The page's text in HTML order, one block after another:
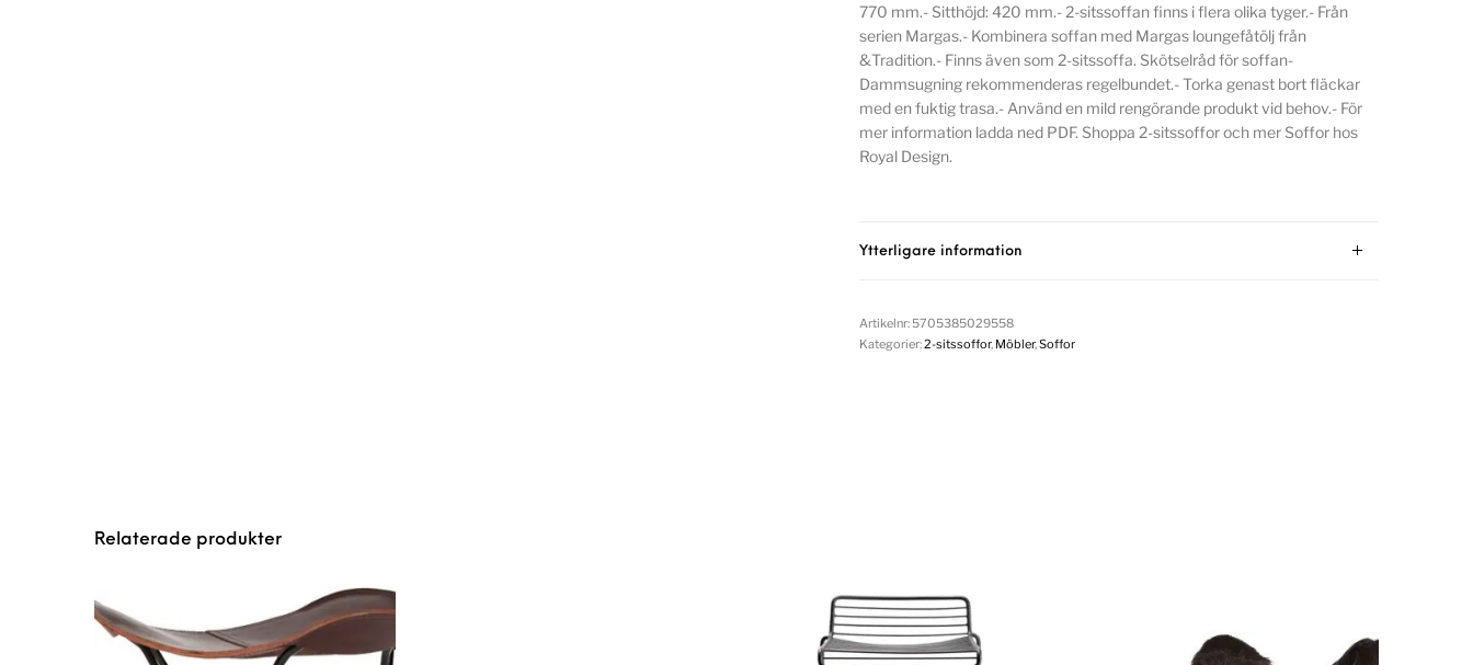
770 mm.- Sitthöjd: 420 mm.- 2-sitssoffan finns i flera olika tyger.- Från
serien Margas.- Kombinera soffan med Margas loungefåtölj från
&Tradition.- Finns även som 2-sitssoffa. Skötselråd för soffan-
Dammsugning rekommenderas regelbundet.- Torka genast bort fläckar
med en fuktig trasa.- Använd en mild rengörande produkt vid behov.- För
mer information ladda ned PDF. Shoppa 2-sitssoffor och mer Soffor hos
Royal Design.
Ytterligare information
Artikelnr: 5705385029558
Kategorier:2-sitssoffor, Möbler, Soffor
Relaterade produkter